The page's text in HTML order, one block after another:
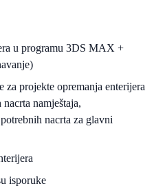
u programu 3DS MAX +
za projekte opremanja enterijera
namještaja,
nacrta za glavni
isporuke